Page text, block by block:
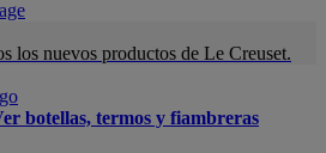
los nuevos productos de Le Creuset.
botellas, termos y fiambreras